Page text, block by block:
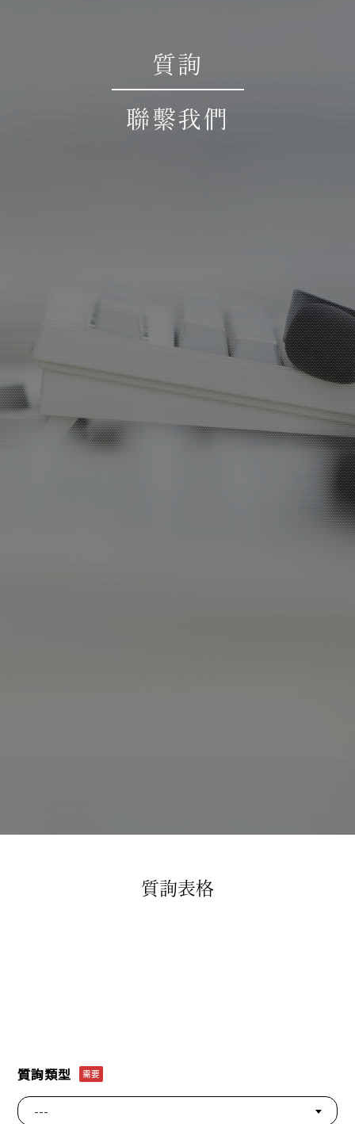
質詢
聯繫我們
質詢表格
質詢類型 需要
---